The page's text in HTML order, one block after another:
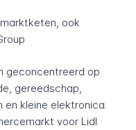
ook
geconcentreerd op
gereedschap,
kleine elektronica.
voor Lidl